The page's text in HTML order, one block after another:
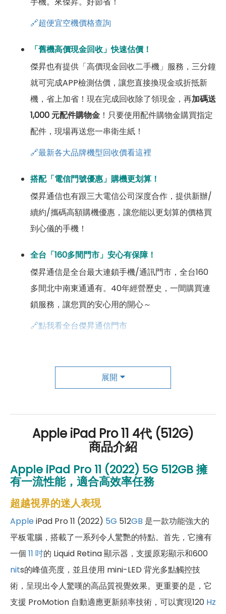
🔗超便宜空機價格查詢
「舊機高價現金回收」快速估價！
傑昇也有提供「高價現金回收二手機」服務，三分鐘
就可完成APP檢測估價，讓您直接換現金或折抵新
機，省上加省！現在完成回收除了領現金，再加碼送
1,000 元配件購物金 ！只要使用配件購物金購買指定
配件，現場再送您一串衛生紙！
🔗最新各大品牌機型回收價看這裡
搭配「電信門號優惠」購機更划算！
傑昇通信也有跟三大電信公司深度合作，提供新辦/
續約/攜碼高額購機優惠，讓您能以更划算的價格買
到心儀的手機！
全台「160多間門市」安心有保障！
傑昇通信是全台最大連鎖手機/通訊門市，全台160
多間北中南東通通有。40年經營歷史，一間購買連
鎖服務，讓您買的安心用的開心～
🔗點我看全台傑昇通信門市
傑昇尊榮會員除了可以「消費集點兌換商品」，每半
年還有「200元配件購物金」，每年再送「VIP生日
展開
Apple iPad Pro 11 4代 (512G)
商品介紹
Apple iPad Pro 11 (2022) 5G 512GB擁
有一流性能，適合高效率任務
超越視界的迷人表現
AppleiPad Pro 11 (2022) 5G 512GB 是一款功能強大的
平板電腦，搭載了一系列令人驚艷的特點。首先，它擁有
一個 11 吋的 Liquid Retina 顯示器，支援原彩顯示和600
nits的峰值亮度，並且使用 mini-LED 背光多點觸控技
術，呈現出令人驚嘆的高品質視覺效果。更重要的是，它
支援 ProMotion 自動適應更新頻率技術，可以實現120 Hz